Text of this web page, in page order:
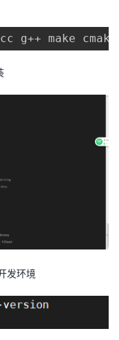
g++ make
发环境